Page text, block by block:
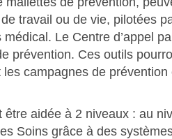
travail ou de vie, pilotées
Le Centre d’appel
prévention. Ces outils
campagnes de
être aidée à 2 niveaux : au
Soins grâce à des